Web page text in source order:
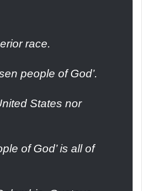
race.
people of God’.
States nor
of God’ is all of